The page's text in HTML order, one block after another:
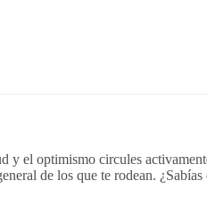
y el optimismo circules
de los que te rodean.